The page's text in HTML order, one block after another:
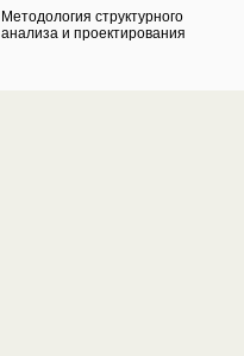
Методология структурного
анализа и проектирования